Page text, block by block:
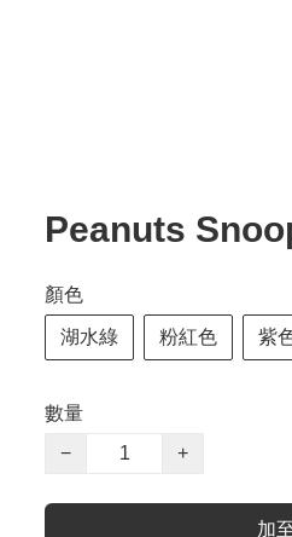
Peanuts
顏色
湖水綠 粉紅色 紫
數量
−
+
加